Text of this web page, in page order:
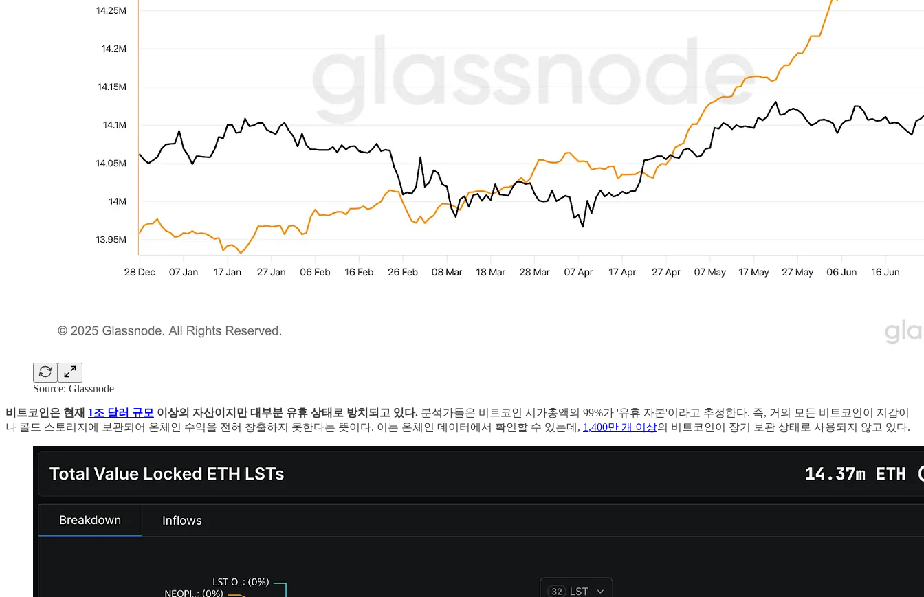
Source: Glassnode
비트코인은 현재 1조 달러 규모 이상의 자산이지만 대부분 유휴 상태로 방치되고 있다. 분석가들은 비트코인 시가총액의 99%가 '유휴 자본'이라고 추정한다. 즉, 거의 모든 비트코인이 지갑이
나 콜드 스토리지에 보관되어 온체인 수익을 전혀 창출하지 못한다는 뜻이다. 이는 온체인 데이터에서 확인할 수 있는데, 1,400만 개 이상의 비트코인이 장기 보관 상태로 사용되지 않고 있다.